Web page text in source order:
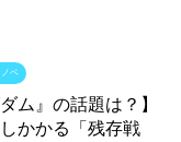
ム』の話題は？】
かかる「残存戦
ベ